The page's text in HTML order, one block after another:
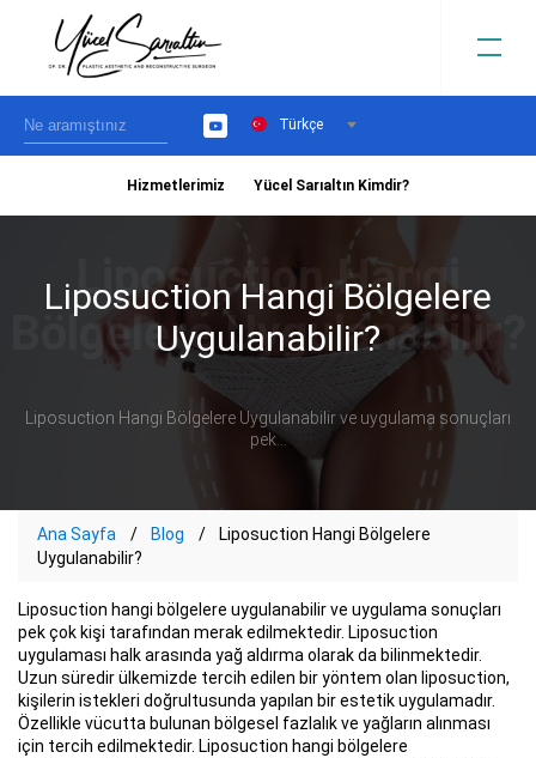
YouTubeTürkçe
Hizmetlerimiz Yücel Sarıaltın Kimdir?
Liposuction Hangi Bölgelere
Uygulanabilir?
Liposuction Hangi Bölgelere Uygulanabilir ve uygulama sonuçları
pek...
Ana Sayfa Blog
Liposuction Hangi Bölgelere
Uygulanabilir?
Liposuction hangi bölgelere uygulanabilir ve uygulama sonuçları
pek çok kişi tarafından merak edilmektedir. Liposuction
uygulaması halk arasında yağ aldırma olarak da bilinmektedir.
Uzun süredir ülkemizde tercih edilen bir yöntem olan liposuction,
kişilerin istekleri doğrultusunda yapılan bir estetik uygulamadır.
Özellikle vücutta bulunan bölgesel fazlalık ve yağların alınması
için tercih edilmektedir. Liposuction hangi bölgelere